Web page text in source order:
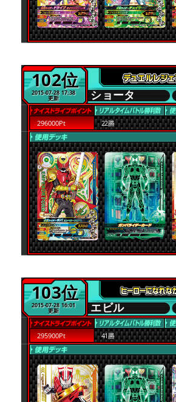
102位
2015-07-28 17:38
更新 ショータ
296000Pt 22勝
103位
2015-07-28 16:01
更新 エビル
295900Pt 41勝